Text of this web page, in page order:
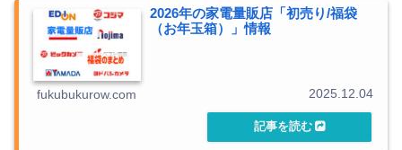
2026年の家電量販店「初売り/福袋
（お年玉箱）」情報
fukubukurow.com 2025.12.04